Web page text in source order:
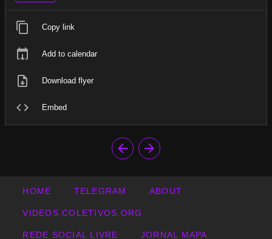
Copy link
Add to calendar
Download flyer
Embed
HOME TELEGRAM ABOUT
VIDEOS.COLETIVOS.ORG
REDE SOCIAL LIVRE JORNAL MAPA